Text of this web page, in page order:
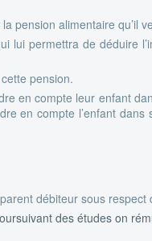
pension alimentaire qu’il
lui permettra de déduire
pension.
en compte leur enfant
en compte l’enfant dans
débiteur sous respect
des études on